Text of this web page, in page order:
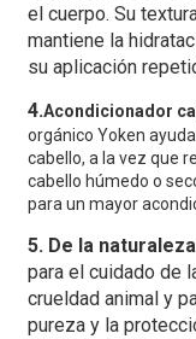
el cuerpo. Su
mantiene la
su aplicación
4.Acondicionador
orgánico Yoken
cabello, a la vez que
cabello húmedo o
para un mayor
5. De la
para el cuidado de
crueldad animal y
pureza y la